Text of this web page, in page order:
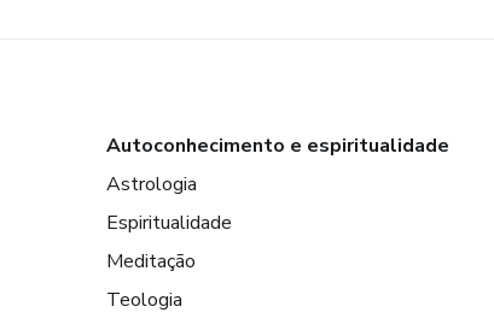
Autoconhecimento e espiritualidade
Astrologia
Espiritualidade
Meditação
Teologia